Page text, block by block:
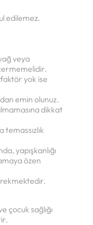
edilemez.
veya
yok ise
emin olunuz.
dikkat
temassızlık
yapışkanlığı
özen
çocuk sağlığı